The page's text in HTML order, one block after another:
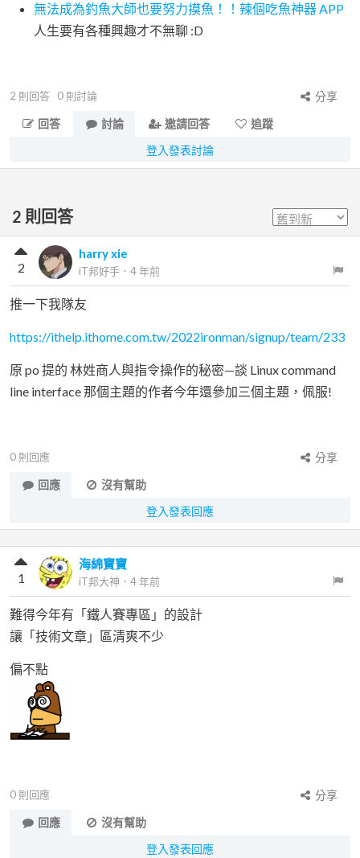
無法成為釣魚大師也要努力摸魚！！辣個吃魚神器 APP
人生要有各種興趣才不無聊 :D
2 則回答 0 則討論
分享
回答
討論 邀請回答
追蹤
登入發表討論
2 則回答
harry xie
iT邦好手 ． 4 年前
2
推一下我隊友
https://ithelp.ithome.com.tw/2022ironman/signup/team/233
原 po 提的 林姓商人與指令操作的秘密—談 Linux command
line interface 那個主題的作者今年還參加三個主題，佩服!
0 則回應
分享
回應
沒有幫助
登入發表回應
海綿寶寶
iT邦大神 ． 4 年前
1
難得今年有「鐵人賽專區」的設計
讓「技術文章」區清爽不少
偏不點
0 則回應
分享
回應
沒有幫助
登入發表回應